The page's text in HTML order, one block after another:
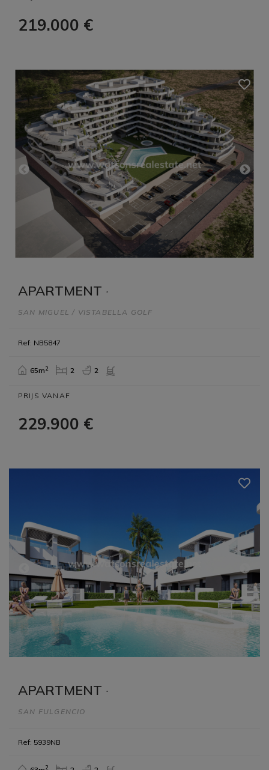
219.000 €
APARTMENT ·
SAN MIGUEL / VISTABELLA GOLF
Ref: NB5847
65m2 2 2
PRIJS VANAF
229.900 €
APARTMENT ·
SAN FULGENCIO
Ref: 5939NB
2